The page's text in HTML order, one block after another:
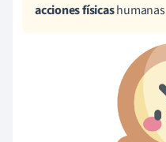
acciones físicashumanas